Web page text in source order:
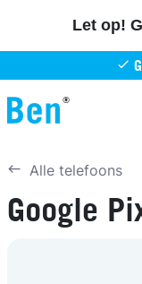
Let op!
Alle telefoons
Google